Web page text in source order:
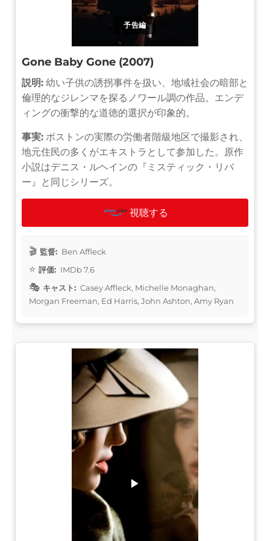
予告編
Gone Baby Gone (2007)
説明: 幼い子供の誘拐事件を扱い、地域社会の暗部と
倫理的なジレンマを探るノワール調の作品。エンデ
ィングの衝撃的な道徳的選択が印象的。
事実: ボストンの実際の労働者階級地区で撮影され、
地元住民の多くがエキストラとして参加した。原作
小説はデニス・ルヘインの『ミスティック・リバ
ー』と同じシリーズ。
視聴する
監督: Ben Affleck
評価: IMDb 7.6
キャスト: Casey Affleck, Michelle Monaghan,
Morgan Freeman, Ed Harris, John Ashton, Amy Ryan
▶